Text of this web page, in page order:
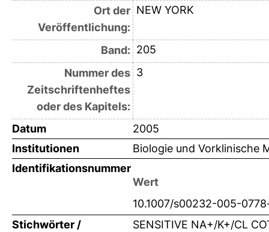
Ort der
Veröffentlichung:
NEW YORK
Band: 205
Nummer des
Zeitschriftenheftes
oder des Kapitels:
3
Datum
2005
Institutionen
Biologie und Vorklinische
Identifikationsnummer
Wert
10.1007/s00232-005-
Stichwörter /
SENSITIVE NA+/K+/CL